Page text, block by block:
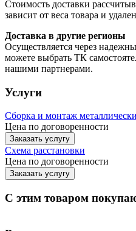
Стоимость доставки
зависит от веса товара и
Доставка в другие регионы
Осуществляется через
можете выбрать ТК
нашими партнерами.
Услуги
Сборка и монтаж
Цена по договоренности
Заказать услугу
Схема расстановки
Цена по договоренности
Заказать услугу
С этим товаром